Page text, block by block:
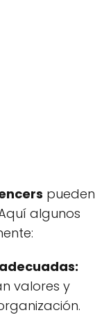
pueden
algunos
valores y